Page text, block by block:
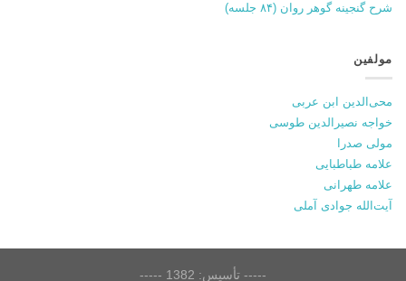
شرح گنجینه گوهر روان (۸۴ جلسه)
مولفین
محی‌الدین ابن عربی
خواجه نصیرالدین طوسی
مولی صدرا
علامه طباطبایی
علامه طهرانی
آیت‌الله جوادی آملی
----- تأسیس: 1382 -----